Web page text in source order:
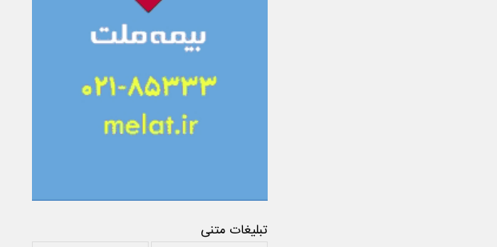
تبلیغات متنی